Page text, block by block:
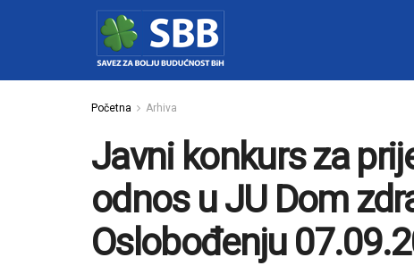
Početna Arhiva
Javni konkurs za
odnos u JU Dom
Oslobođenju